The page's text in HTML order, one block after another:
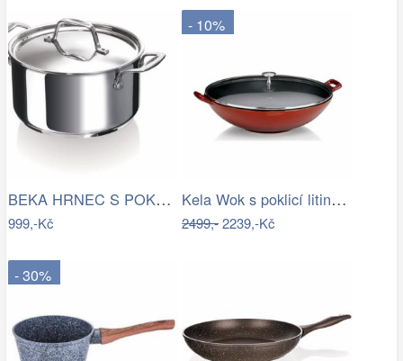
BEKA HRNEC S POKLICÍ CHEF 18 CM, NEREZ
999,-Kč
- 10%
Kela Wok s poklicí litinový CALIDO 36…
2499,-2239,-Kč
- 30%